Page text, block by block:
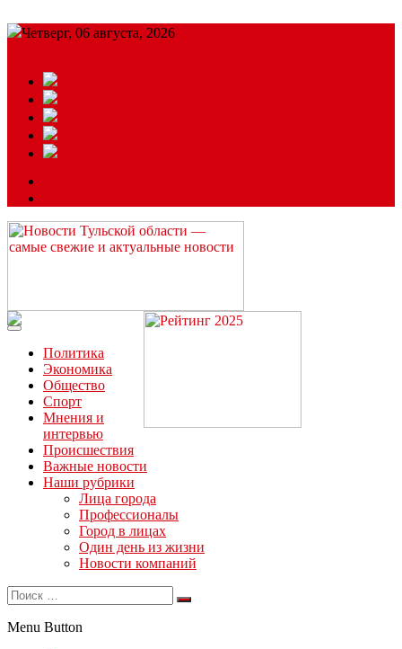
Четверг, 06 августа, 2026
Читайте последние новости дня в Тульской области на сайте
“ЗаНовомосковск”
Политика
Экономика
Общество
Спорт
Мнения и
интервью
Происшествия
Важные новости
Наши рубрики
Лица города
Профессионалы
Город в лицах
Один день из жизни
Новости компаний
Menu Button